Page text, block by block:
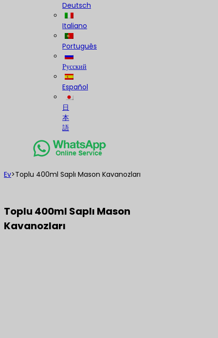
Deutsch
Italiano
Português
Русский
Español
日
本
語
Ev>Toplu 400ml Saplı Mason Kavanozları
Toplu 400ml Saplı Mason
Kavanozları